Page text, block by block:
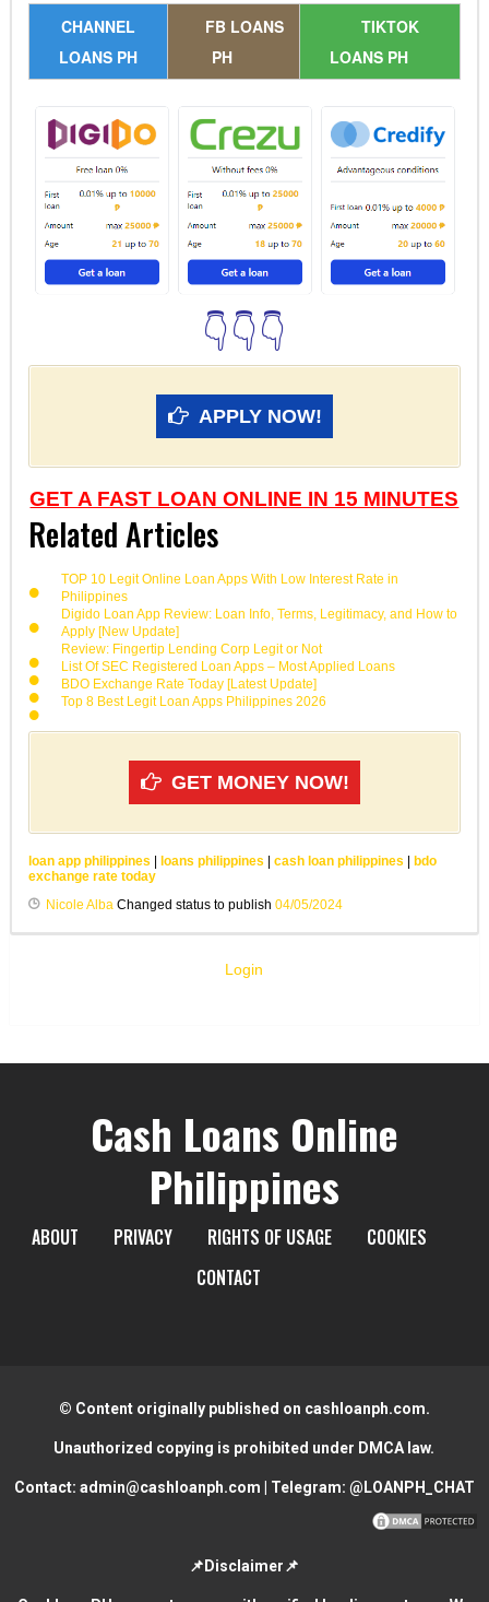
CHANNEL
LOANS PH
FB LOANS
PH
TIKTOK
LOANS PH
👇👇👇
APPLY NOW!
GET A FAST LOAN ONLINE IN 15 MINUTES
Related Articles
TOP 10 Legit Online Loan Apps With Low Interest Rate in
Philippines
Digido Loan App Review: Loan Info, Terms, Legitimacy, and How to
Apply [New Update]
Review: Fingertip Lending Corp Legit or Not
List Of SEC Registered Loan Apps – Most Applied Loans
BDO Exchange Rate Today [Latest Update]
Top 8 Best Legit Loan Apps Philippines 2026
GET MONEY NOW!
loan app philippines | loans philippines | cash loan philippines | bdo
exchange rate today
Nicole Alba Changed status to publish 04/05/2024
Login
Cash Loans Online
Philippines
ABOUT PRIVACY RIGHTS OF USAGE
COOKIES
CONTACT
© Content originally published on cashloanph.com.
Unauthorized copying is prohibited under DMCA law.
Contact: admin@cashloanph.com | Telegram: @LOANPH_CHAT
📌Disclaimer📌